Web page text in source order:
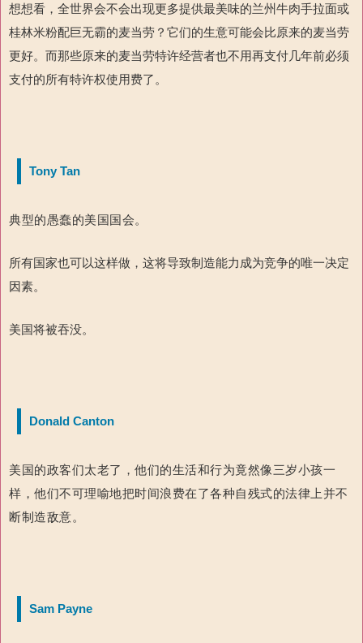
想想看，全世界会不会出现更多提供最美味的兰州牛肉手拉面或
桂林米粉配巨无霸的麦当劳？它们的生意可能会比原来的麦当劳
更好。而那些原来的麦当劳特许经营者也不用再支付几年前必须
支付的所有特许权使用费了。
Tony Tan
典型的愚蠢的美国国会。
所有国家也可以这样做，这将导致制造能力成为竞争的唯一决定
因素。
美国将被吞没。
Donald Canton
美国的政客们太老了，他们的生活和行为竟然像三岁小孩一
样，他们不可理喻地把时间浪费在了各种自残式的法律上并不
断制造敌意。
Sam Payne